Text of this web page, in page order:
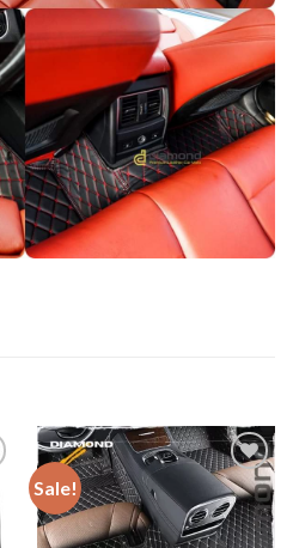
Sale!
Add to
wishlist